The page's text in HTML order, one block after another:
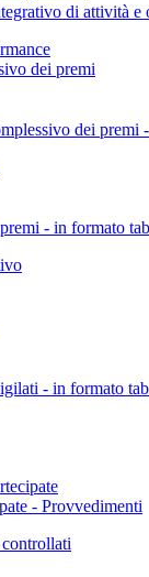
di attività e
dei premi
dei premi
- in formato
- in formato
- Provvedimenti